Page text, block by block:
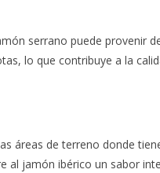
serrano puede provenir
lo que contribuye a la
áreas de terreno donde
jamón ibérico un sabor